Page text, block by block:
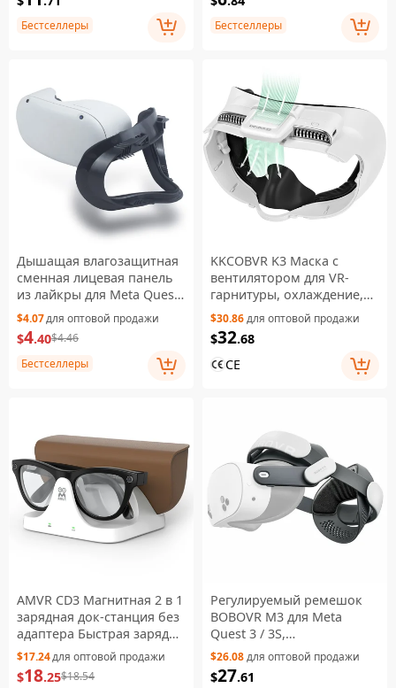
Бестселлеры Бестселлеры
Дышащая влагозащитная
сменная лицевая панель
из лайкры для Meta Quest
2
$4.07для оптовой продажи
$4.40$4.46
Бестселлеры
KKCOBVR K3 Маска с
вентилятором для VR-
гарнитуры, охлаждение,
защита от запотевания,
дышащая лицевая панель
для Quest 3 — белая
$30.86для оптовой продажи
$32.68
CE
AMVR CD3 Магнитная 2 в 1
зарядная док-станция без
адаптера Быстрая зарядка
для очков Ray-Ban Meta AI
1 и 2 поколения
$17.24для оптовой продажи
$18.25$18.54
Регулируемый ремешок
BOBOVR M3 для Meta
Quest 3 / 3S,
двухрежимная посадка
$26.08для оптовой продажи
$27.61